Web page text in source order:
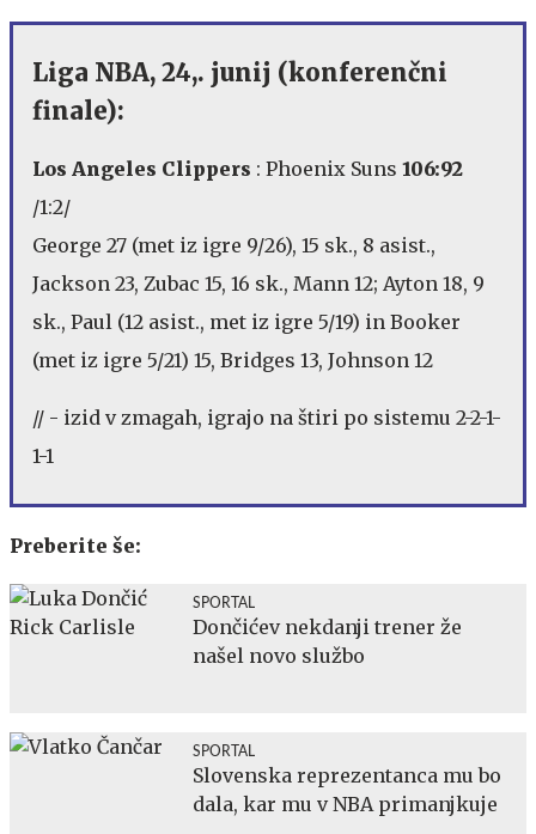
Liga NBA, 24,. junij (konferenčni
finale):
Los Angeles Clippers : Phoenix Suns 106:92
/1:2/
George 27 (met iz igre 9/26), 15 sk., 8 asist.,
Jackson 23, Zubac 15, 16 sk., Mann 12; Ayton 18, 9
sk., Paul (12 asist., met iz igre 5/19) in Booker
(met iz igre 5/21) 15, Bridges 13, Johnson 12
// - izid v zmagah, igrajo na štiri po sistemu 2-2-1-
1-1
Preberite še:
SPORTAL
Dončićev nekdanji trener že
našel novo službo
SPORTAL
Slovenska reprezentanca mu bo
dala, kar mu v NBA primanjkuje